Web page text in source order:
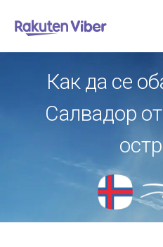
Как да се
Салвадор